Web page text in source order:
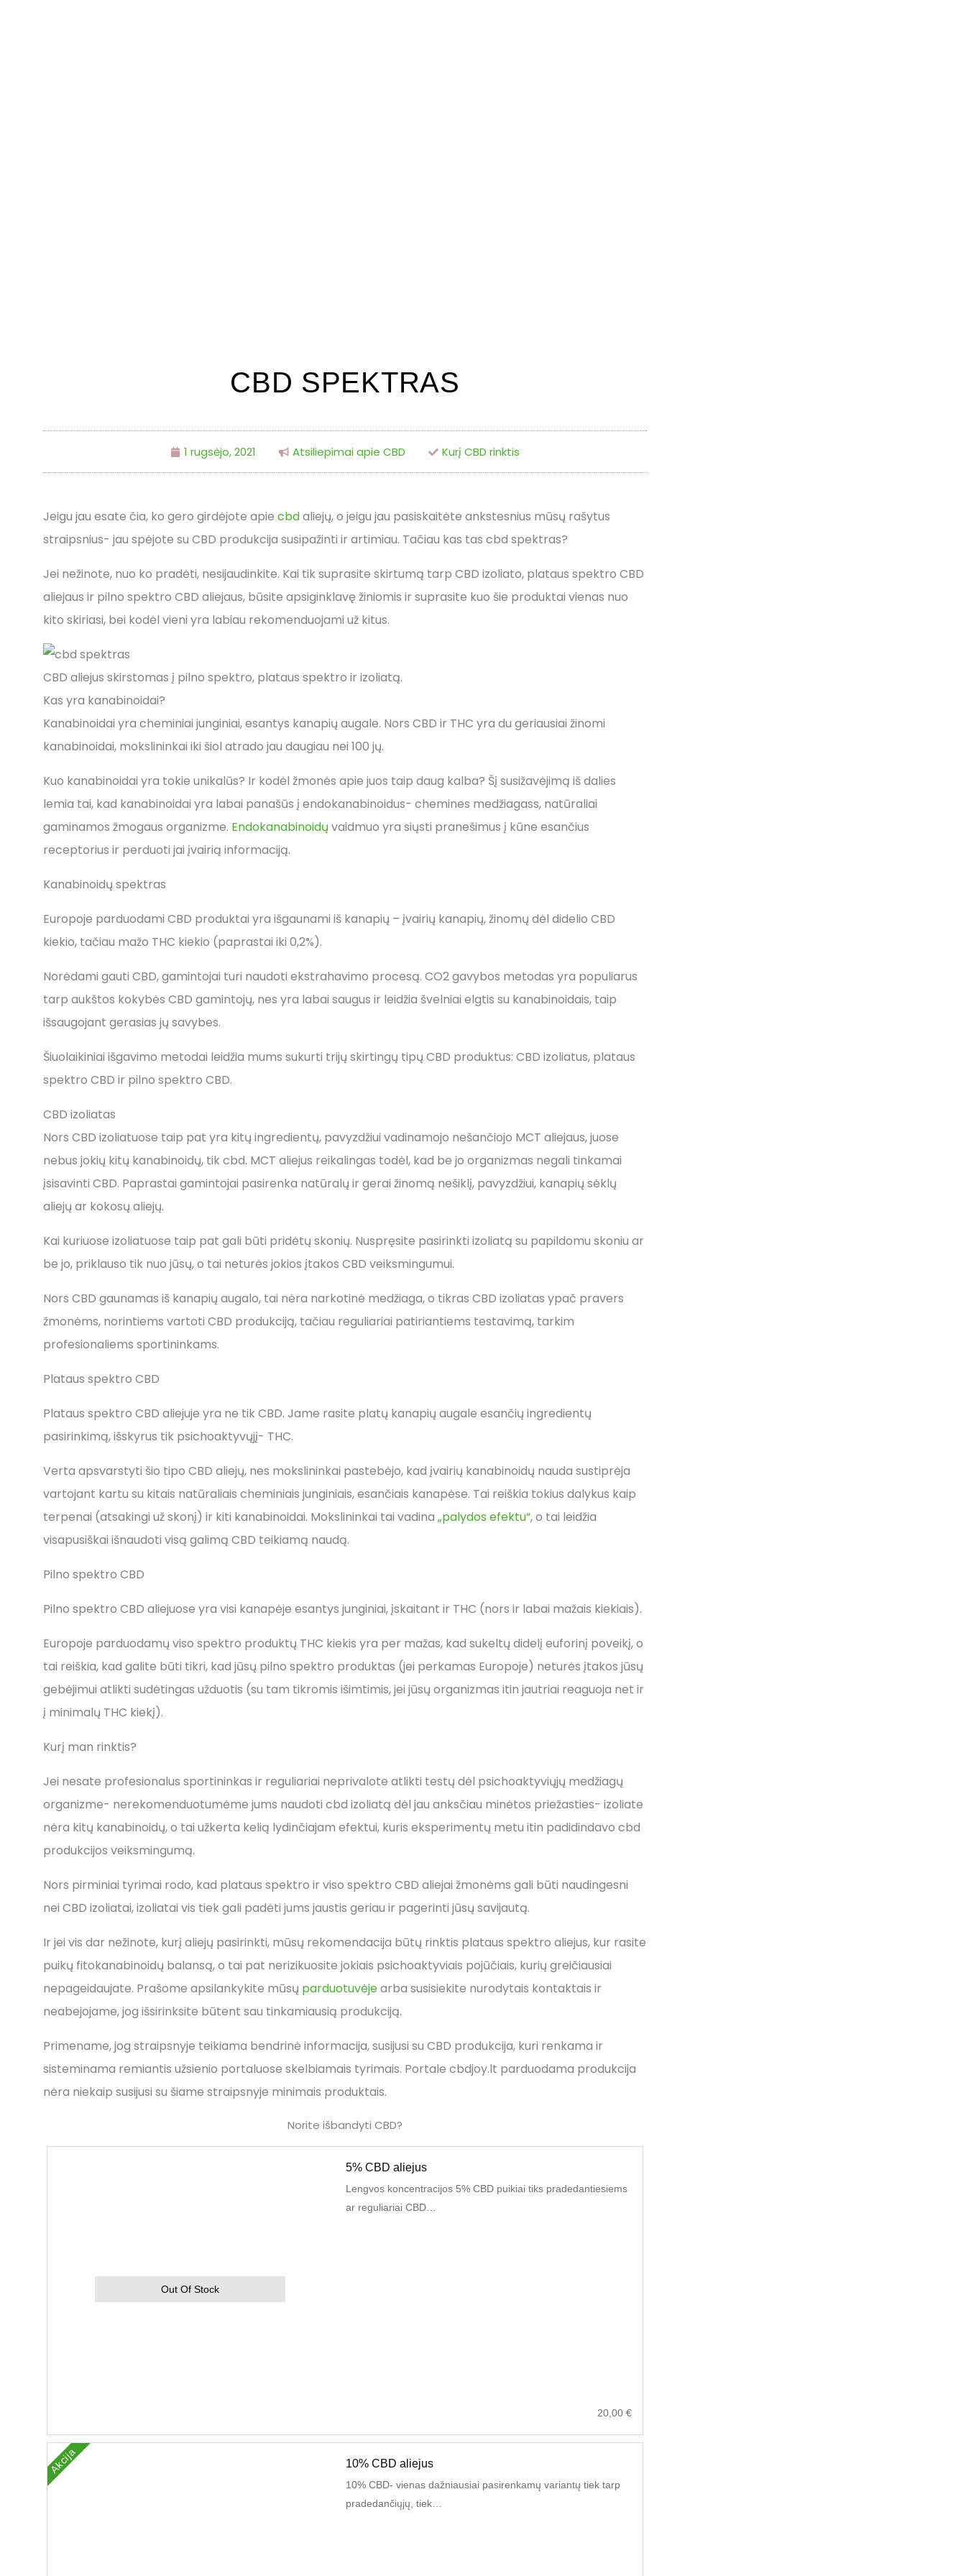
CBD SPEKTRAS
1 rugsėjo, 2021 Atsiliepimai apie CBD Kurį CBD rinktis
Jeigu jau esate čia, ko gero girdėjote apie cbdaliejų, o jeigu jau pasiskaitėte ankstesnius mūsų rašytus
straipsnius- jau spėjote su CBD produkcija susipažinti ir artimiau. Tačiau kas tas cbd spektras?
Jei nežinote, nuo ko pradėti, nesijaudinkite. Kai tik suprasite skirtumą tarp CBD izoliato, plataus spektro CBD
aliejaus ir pilno spektro CBD aliejaus, būsite apsiginklavę žiniomis ir suprasite kuo šie produktai vienas nuo
kito skiriasi, bei kodėl vieni yra labiau rekomenduojami už kitus.
CBD aliejus skirstomas į pilno spektro, plataus spektro ir izoliatą.
Kas yra kanabinoidai?
Kanabinoidai yra cheminiai junginiai, esantys kanapių augale. Nors CBD ir THC yra du geriausiai žinomi
kanabinoidai, mokslininkai iki šiol atrado jau daugiau nei 100 jų.
Kuo kanabinoidai yra tokie unikalūs? Ir kodėl žmonės apie juos taip daug kalba? Šį susižavėjimą iš dalies
lemia tai, kad kanabinoidai yra labai panašūs į endokanabinoidus- chemines medžiagass, natūraliai
gaminamos žmogaus organizme. Endokanabinoidų vaidmuo yra siųsti pranešimus į kūne esančius
receptorius ir perduoti jai įvairią informaciją.
Kanabinoidų spektras
Europoje parduodami CBD produktai yra išgaunami iš kanapių – įvairių kanapių, žinomų dėl didelio CBD
kiekio, tačiau mažo THC kiekio (paprastai iki 0,2%).
Norėdami gauti CBD, gamintojai turi naudoti ekstrahavimo procesą. CO2 gavybos metodas yra populiarus
tarp aukštos kokybės CBD gamintojų, nes yra labai saugus ir leidžia švelniai elgtis su kanabinoidais, taip
išsaugojant gerasias jų savybes.
Šiuolaikiniai išgavimo metodai leidžia mums sukurti trijų skirtingų tipų CBD produktus: CBD izoliatus, plataus
spektro CBD ir pilno spektro CBD.
CBD izoliatas
Nors CBD izoliatuose taip pat yra kitų ingredientų, pavyzdžiui vadinamojo nešančiojo MCT aliejaus, juose
nebus jokių kitų kanabinoidų, tik cbd. MCT aliejus reikalingas todėl, kad be jo organizmas negali tinkamai
įsisavinti CBD. Paprastai gamintojai pasirenka natūralų ir gerai žinomą nešiklį, pavyzdžiui, kanapių sėklų
aliejų ar kokosų aliejų.
Kai kuriuose izoliatuose taip pat gali būti pridėtų skonių. Nuspręsite pasirinkti izoliatą su papildomu skoniu ar
be jo, priklauso tik nuo jūsų, o tai neturės jokios įtakos CBD veiksmingumui.
Nors CBD gaunamas iš kanapių augalo, tai nėra narkotinė medžiaga, o tikras CBD izoliatas ypač pravers
žmonėms, norintiems vartoti CBD produkciją, tačiau reguliariai patiriantiems testavimą, tarkim
profesionaliems sportininkams.
Plataus spektro CBD
Plataus spektro CBD aliejuje yra ne tik CBD. Jame rasite platų kanapių augale esančių ingredientų
pasirinkimą, išskyrus tik psichoaktyvųjį- THC.
Verta apsvarstyti šio tipo CBD aliejų, nes mokslininkai pastebėjo, kad įvairių kanabinoidų nauda sustiprėja
vartojant kartu su kitais natūraliais cheminiais junginiais, esančiais kanapėse. Tai reiškia tokius dalykus kaip
terpenai (atsakingi už skonį) ir kiti kanabinoidai. Mokslininkai tai vadina „palydos efektu“, o tai leidžia
visapusiškai išnaudoti visą galimą CBD teikiamą naudą.
Pilno spektro CBD
Pilno spektro CBD aliejuose yra visi kanapėje esantys junginiai, įskaitant ir THC (nors ir labai mažais kiekiais).
Europoje parduodamų viso spektro produktų THC kiekis yra per mažas, kad sukeltų didelį euforinį poveikį, o
tai reiškia, kad galite būti tikri, kad jūsų pilno spektro produktas (jei perkamas Europoje) neturės įtakos jūsų
gebėjimui atlikti sudėtingas užduotis (su tam tikromis išimtimis, jei jūsų organizmas itin jautriai reaguoja net ir
į minimalų THC kiekį).
Kurį man rinktis?
Jei nesate profesionalus sportininkas ir reguliariai neprivalote atlikti testų dėl psichoaktyviųjų medžiagų
organizme- nerekomenduotumėme jums naudoti cbd izoliatą dėl jau anksčiau minėtos priežasties- izoliate
nėra kitų kanabinoidų, o tai užkerta kelią lydinčiajam efektui, kuris eksperimentų metu itin padidindavo cbd
produkcijos veiksmingumą.
Nors pirminiai tyrimai rodo, kad plataus spektro ir viso spektro CBD aliejai žmonėms gali būti naudingesni
nei CBD izoliatai, izoliatai vis tiek gali padėti jums jaustis geriau ir pagerinti jūsų savijautą.
Ir jei vis dar nežinote, kurį aliejų pasirinkti, mūsų rekomendacija būtų rinktis plataus spektro aliejus, kur rasite
puikų fitokanabinoidų balansą, o tai pat nerizikuosite jokiais psichoaktyviais pojūčiais, kurių greičiausiai
nepageidaujate. Prašome apsilankykite mūsų parduotuvėjearba susisiekite nurodytais kontaktais ir
neabejojame, jog išsirinksite būtent sau tinkamiausią produkciją.
Primename, jog straipsnyje teikiama bendrinė informacija, susijusi su CBD produkcija, kuri renkama ir
sisteminama remiantis užsienio portaluose skelbiamais tyrimais. Portale cbdjoy.lt parduodama produkcija
nėra niekaip susijusi su šiame straipsnyje minimais produktais.
Norite išbandyti CBD?
Out Of Stock
5% CBD aliejus
Lengvos koncentracijos 5% CBD puikiai tiks pradedantiesiems
ar reguliariai CBD…
20,00 €
Akcija 10% CBD aliejus
10% CBD- vienas dažniausiai pasirenkamų variantų tiek tarp
pradedančiųjų, tiek…